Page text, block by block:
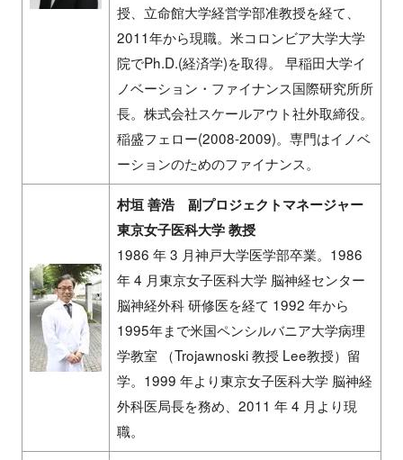
授、立命館大学経営学部准教授を経て、
2011年から現職。米コロンビア大学大学
院でPh.D.(経済学)を取得。 早稲田大学イ
ノベーション・ファイナンス国際研究所所
長。株式会社スケールアウト社外取締役。
稲盛フェロー(2008-2009)。専門はイノベ
ーションのためのファイナンス。
村垣 善浩 副プロジェクトマネージャー
東京女子医科大学 教授
1986 年 3 月神戸大学医学部卒業。1986
年 4 月東京女子医科大学 脳神経センター
脳神経外科 研修医を経て 1992 年から
1995年まで米国ペンシルバニア大学病理
学教室 （Trojawnoski 教授 Lee教授）留
学。1999 年より東京女子医科大学 脳神経
外科医局長を務め、2011 年 4 月より現
職。